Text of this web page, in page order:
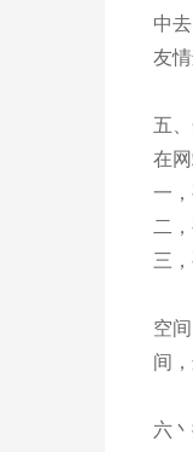
中
友
五
在
一
二
三
空
间
六